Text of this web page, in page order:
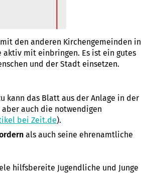
den anderen Kirchengemeinden in
mit einbringen. Es ist ein gutes
und der Stadt einsetzen.
kann das Blatt aus der Anlage in der
auch die notwendigen
bei Zeit.de).
als auch seine ehrenamtliche
hilfsbereite Jugendliche und Junge